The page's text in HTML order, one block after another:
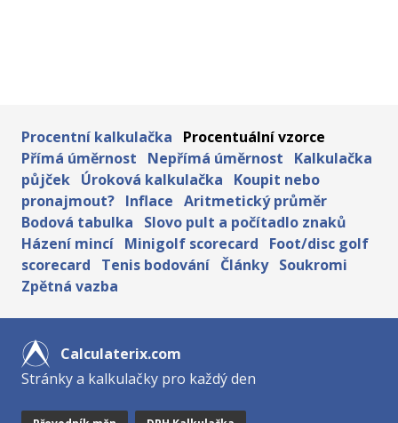
Procentní kalkulačka
Procentuální vzorce
Přímá úměrnost
Nepřímá úměrnost
Kalkulačka
půjček Úroková kalkulačka
Koupit nebo
pronajmout? Inflace Aritmetický průměr
Bodová tabulka
Slovo pult a počítadlo znaků
Házení mincí Minigolf scorecard
Foot/disc golf
scorecard
Tenis bodování Články Soukromi
Zpětná vazba
Calculaterix.com
Stránky a kalkulačky pro každý den